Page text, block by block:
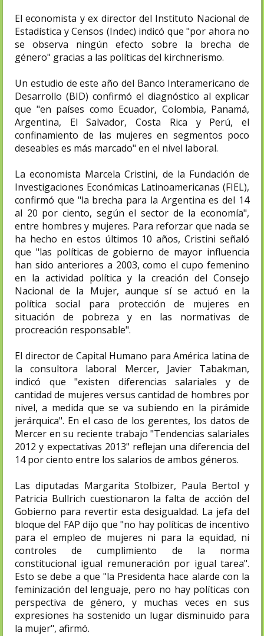
El economista y ex director del Instituto Nacional de
Estadística y Censos (Indec) indicó que "por ahora no
se observa ningún efecto sobre la brecha de
género" gracias a las políticas del kirchnerismo.
Un estudio de este año del Banco Interamericano de
Desarrollo (BID) confirmó el diagnóstico al explicar
que "en países como Ecuador, Colombia, Panamá,
Argentina, El Salvador, Costa Rica y Perú, el
confinamiento de las mujeres en segmentos poco
deseables es más marcado" en el nivel laboral.
La economista Marcela Cristini, de la Fundación de
Investigaciones Económicas Latinoamericanas (FIEL),
confirmó que "la brecha para la Argentina es del 14
al 20 por ciento, según el sector de la economía",
entre hombres y mujeres. Para reforzar que nada se
ha hecho en estos últimos 10 años, Cristini señaló
que "las políticas de gobierno de mayor influencia
han sido anteriores a 2003, como el cupo femenino
en la actividad política y la creación del Consejo
Nacional de la Mujer, aunque sí se actuó en la
política social para protección de mujeres en
situación de pobreza y en las normativas de
procreación responsable".
El director de Capital Humano para América latina de
la consultora laboral Mercer, Javier Tabakman,
indicó que "existen diferencias salariales y de
cantidad de mujeres versus cantidad de hombres por
nivel, a medida que se va subiendo en la pirámide
jerárquica". En el caso de los gerentes, los datos de
Mercer en su reciente trabajo "Tendencias salariales
2012 y expectativas 2013" reflejan una diferencia del
14 por ciento entre los salarios de ambos géneros.
Las diputadas Margarita Stolbizer, Paula Bertol y
Patricia Bullrich cuestionaron la falta de acción del
Gobierno para revertir esta desigualdad. La jefa del
bloque del FAP dijo que "no hay políticas de incentivo
para el empleo de mujeres ni para la equidad, ni
controles de cumplimiento de la norma
constitucional igual remuneración por igual tarea".
Esto se debe a que "la Presidenta hace alarde con la
feminización del lenguaje, pero no hay políticas con
perspectiva de género, y muchas veces en sus
expresiones ha sostenido un lugar disminuido para
la mujer", afirmó.